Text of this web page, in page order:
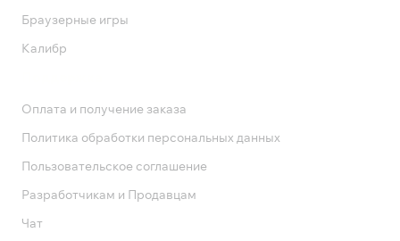
Браузерные игры
Калибр
Оплата и получение заказа
Политика обработки персональных данных
Пользовательское соглашение
Разработчикам и Продавцам
Чат